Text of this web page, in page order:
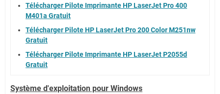
Télécharger Pilote Imprimante HP LaserJet Pro 400
M401a Gratuit
Télécharger Pilote HP LaserJet Pro 200 Color M251nw
Gratuit
Télécharger Pilote Imprimante HP LaserJet P2055d
Gratuit
Système d'exploitation pour Windows